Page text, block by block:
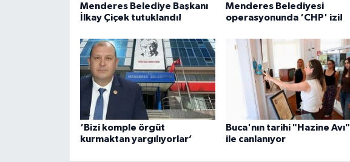
Menderes Belediye Başkanı
İlkay Çiçek tutuklandı!
Menderes Belediyesi
operasyonunda ‘CHP' izi!
‘Bizi komple örgüt
kurmaktan yargılıyorlar’
Buca'nın tarihi "Hazine Avı"
ile canlanıyor